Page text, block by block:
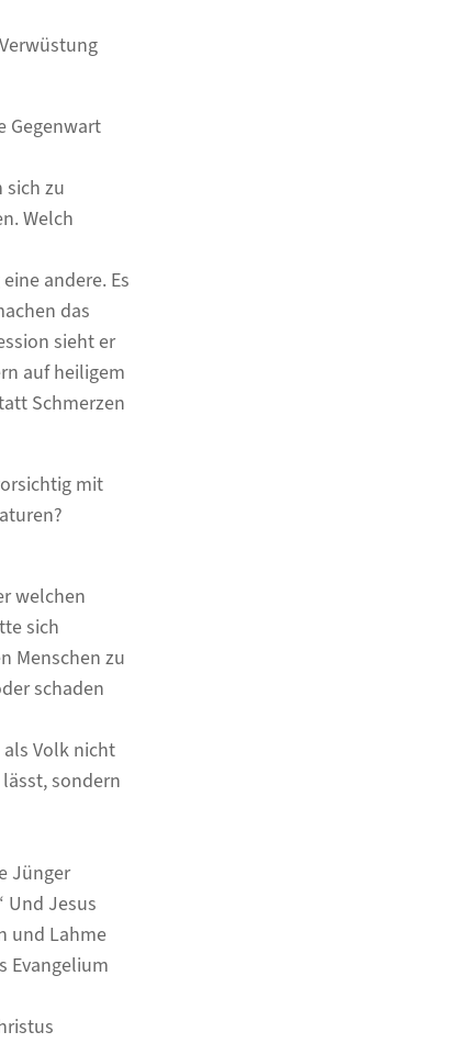
Gegenwart
sich zu
Welch
andere. Es
das
sieht er
auf heiligem
Schmerzen
mit
welchen
sich
Menschen zu
schaden
Volk nicht
sondern
Jünger
Und Jesus
und Lahme
Evangelium